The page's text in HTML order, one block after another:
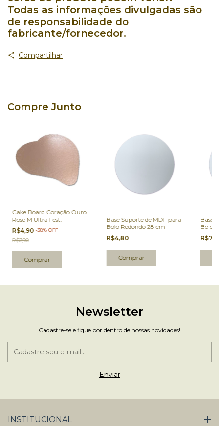
Todas as informações divulgadas são
de responsabilidade do
fabricante/fornecedor.
Compartilhar
Compre Junto
Cake Board Coração Ouro
Rose M Ultra Fest.
R$4,90 -38%OFF
R$7,90
Base Suporte de MDF para
Bolo Redondo 28 cm
R$4,80
Base
Bolo
Newsletter
Cadastre-se e fique por dentro de nossas novidades!
INSTITUCIONAL